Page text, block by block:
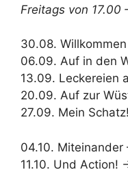
Freitags von 17.00
30.08.
06.09. Auf in den
13.09. Leckereien
20.09. Auf zur
27.09. Mein Schatz!
04.10. Miteinander
11.10. Und Action!